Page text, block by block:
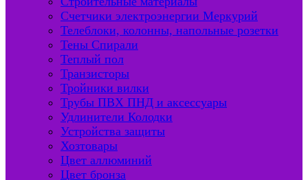
Счетчики электроэнергии Меркурий
Телеблоки, колонны, напольные розетки
Тены Спирали
Теплый пол
Транзисторы
Тройники вилки
Трубы ПВХ ПНД и аксессуары
Удлинители Колодки
Устройства защиты
Хозтовары
Цвет аллюминий
Цвет бронза